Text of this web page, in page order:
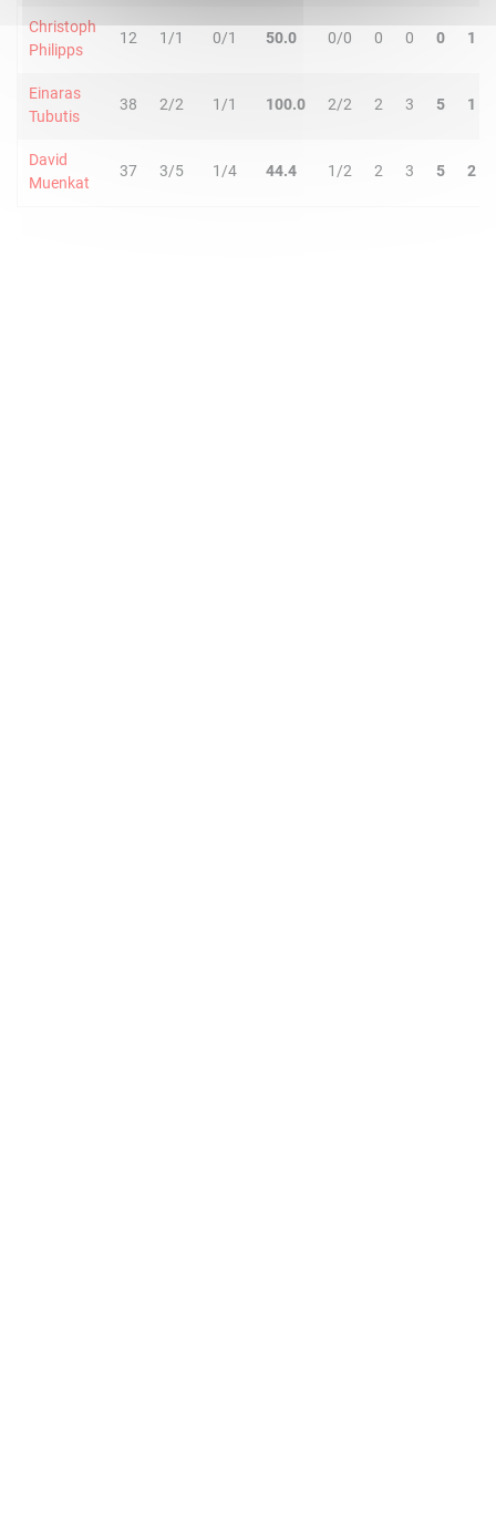
Christoph
Philipps
12 1/1 0/1 50.0 0/0 0 0 0 1
Einaras
Tubutis
38 2/2 1/1 100.0 2/2 2 3 5 1
David
Muenkat
37 3/5 1/4 44.4 1/2 2 3 5 2